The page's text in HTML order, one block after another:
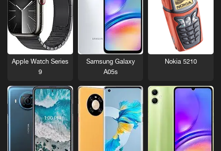
Nokia 5210
Samsung Galaxy
A05s
Apple Watch Series
9